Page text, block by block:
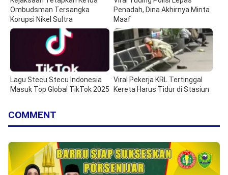
Ombudsman Tersangka
Korupsi Nikel Sultra
Penadah, Dina Akhirnya Minta
Maaf
Lagu Stecu Stecu Indonesia
Masuk Top Global TikTok 2025
Viral Pekerja KRL Tertinggal
Kereta Harus Tidur di Stasiun
COMMENT